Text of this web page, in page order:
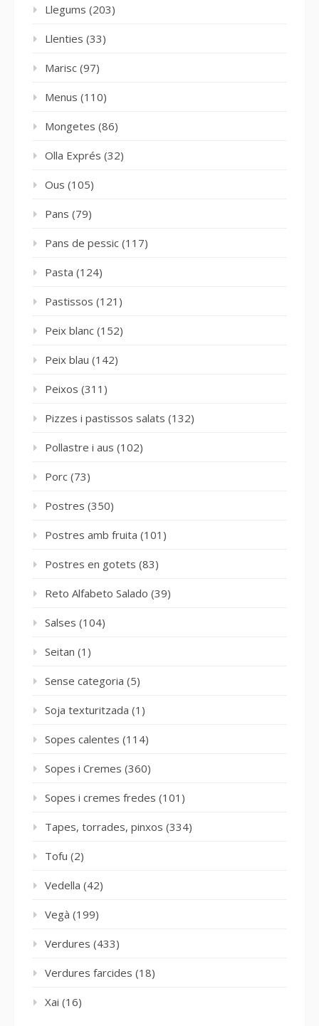
Llegums (203)
Llenties (33)
Marisc (97)
Menus (110)
Mongetes (86)
Olla Exprés (32)
Ous (105)
Pans (79)
Pans de pessic (117)
Pasta (124)
Pastissos (121)
Peix blanc (152)
Peix blau (142)
Peixos (311)
Pizzes i pastissos salats (132)
Pollastre i aus (102)
Porc (73)
Postres (350)
Postres amb fruita (101)
Postres en gotets (83)
Reto Alfabeto Salado (39)
Salses (104)
Seitan (1)
Sense categoria (5)
Soja texturitzada (1)
Sopes calentes (114)
Sopes i Cremes (360)
Sopes i cremes fredes (101)
Tapes, torrades, pinxos (334)
Tofu (2)
Vedella (42)
Vegà (199)
Verdures (433)
Verdures farcides (18)
Xai (16)